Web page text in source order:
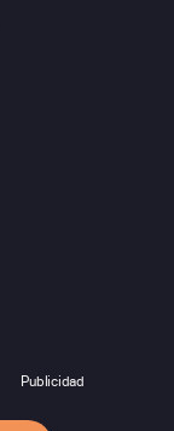
Publicidad